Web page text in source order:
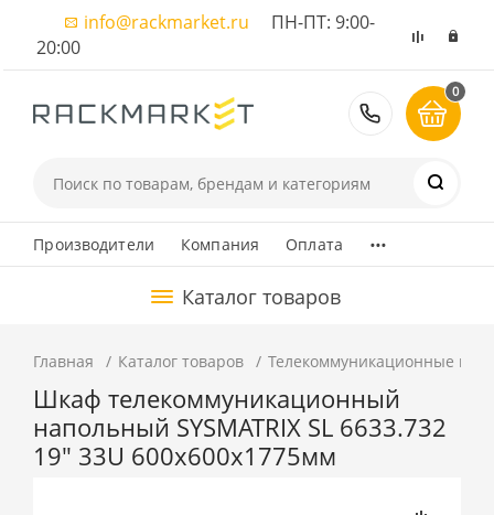
info@rackmarket.ru ПН-ПТ: 9:00-
20:00
8 (495)
0
Производители Компания Оплата ...
Каталог товаров
Главная Каталог товаров Телекоммуникационные
Шкаф телекоммуникационный
напольный SYSMATRIX SL 6633.732
19" 33U 600x600x1775мм